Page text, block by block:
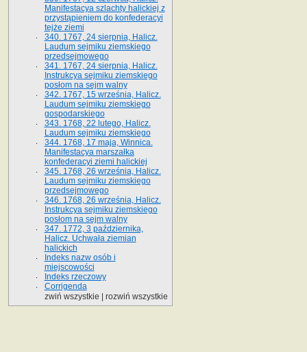
Manifestacya szlachty halickiej z
przystąpieniem do konfederacyi
tejże ziemi
340. 1767, 24 sierpnia, Halicz.
Laudum sejmiku ziemskiego
przedsejmowego
341. 1767, 24 sierpnia, Halicz.
Instrukcya sejmiku ziemskiego
posłom na sejm walny
342. 1767, 15 września, Halicz.
Laudum sejmiku ziemskiego
gospodarskiego
343. 1768, 22 lutego, Halicz.
Laudum sejmiku ziemskiego
344. 1768, 17 maja, Winnica.
Manifestacya marszałka
konfederacyi ziemi halickiej
345. 1768, 26 września, Halicz.
Laudum sejmiku ziemskiego
przedsejmowego
346. 1768, 26 września, Halicz.
Instrukcya sejmiku ziemskiego
posłom na sejm walny
347. 1772, 3 października,
Halicz. Uchwała ziemian
halickich
Indeks nazw osób i
miejscowości
Indeks rzeczowy
Corrigenda
zwiń wszystkie
rozwiń wszystkie